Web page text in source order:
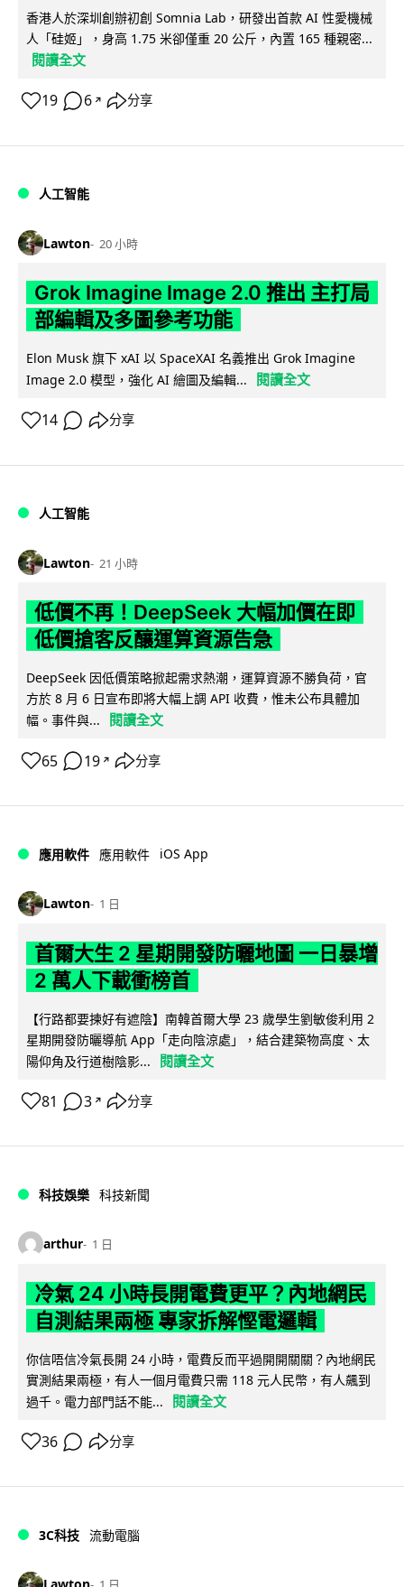
香港人於深圳創辦初創 Somnia Lab，研發出首款 AI 性愛機械
人「硅姬」，身高 1.75 米卻僅重 20 公斤，內置 165 種親密...
閱讀全文
19 6 ↗ 分享
人工智能
Lawton 20 小時
Grok Imagine Image 2.0 推出 主打局
部編輯及多圖參考功能
Elon Musk 旗下 xAI 以 SpaceXAI 名義推出 Grok Imagine
Image 2.0 模型，強化 AI 繪圖及編輯...
閱讀全文
14 分享
人工智能
Lawton 21 小時
低價不再！DeepSeek 大幅加價在即
低價搶客反釀運算資源告急
DeepSeek 因低價策略掀起需求熱潮，運算資源不勝負荷，官
方於 8 月 6 日宣布即將大幅上調 API 收費，惟未公布具體加
幅。事件與...
閱讀全文
65 19 ↗ 分享
應用軟件 應用軟件 iOS App
Lawton 1 日
首爾大生 2 星期開發防曬地圖 一日暴增
2 萬人下載衝榜首
【行路都要揀好有遮陰】南韓首爾大學 23 歲學生劉敏俊利用 2
星期開發防曬導航 App「走向陰涼處」，結合建築物高度、太
陽仰角及行道樹陰影...
閱讀全文
81 3 ↗ 分享
科技娛樂 科技新聞
arthur 1 日
冷氣 24 小時長開電費更平？內地網民
自測結果兩極 專家拆解慳電邏輯
你信唔信冷氣長開 24 小時，電費反而平過開開關關？內地網民
實測結果兩極，有人一個月電費只需 118 元人民幣，有人飆到
過千。電力部門話不能...
閱讀全文
36 分享
3C科技 流動電腦